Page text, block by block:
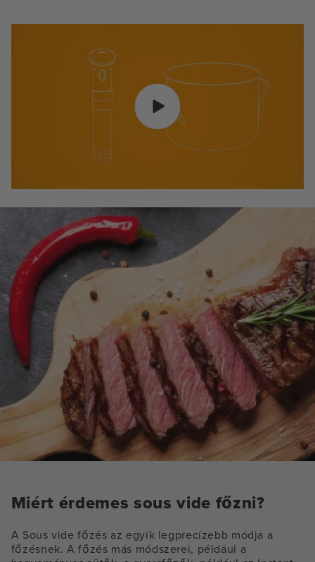
Miért érdemes sous vide főzni?
A Sous vide főzés az egyik legprecízebb módja a
főzésnek. A főzés más módszerei, például a